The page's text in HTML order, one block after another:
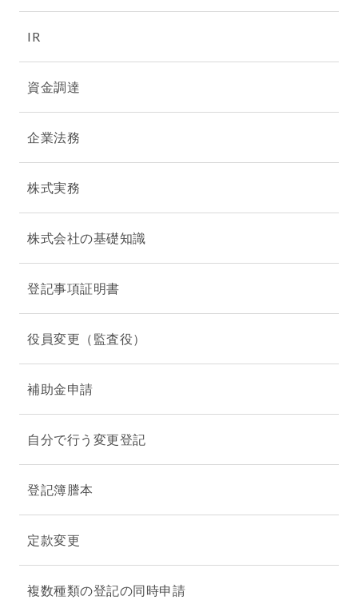
IR
資金調達
企業法務
株式実務
株式会社の基礎知識
登記事項証明書
役員変更（監査役）
補助金申請
自分で行う変更登記
登記簿謄本
定款変更
複数種類の登記の同時申請